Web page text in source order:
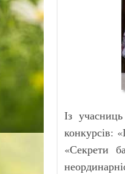
Із
конкурсів:
«Секрети